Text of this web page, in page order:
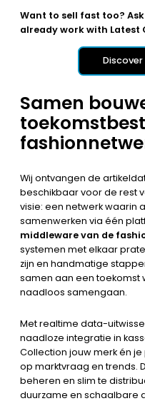
Want to sell fast too?
already work with Latest
Samen
Wij ontvangen de
beschikbaar voor de rest
visie: een netwerk waarin
samenwerken via één
middleware van de
systemen met elkaar
zijn en handmatige
samen aan een toekomst
naadloos samengaan.
Met realtime data-
naadloze integratie in
Collection jouw merk én
op marktvraag en trends.
beheren en slim te
duurzame en schaalbare